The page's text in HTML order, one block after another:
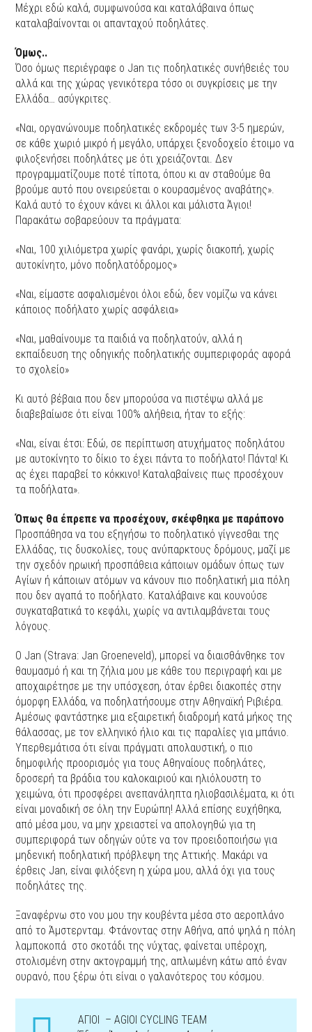
Μέχρι εδώ καλά, συμφωνούσα και καταλάβαινα όπως
καταλαβαίνονται οι απανταχού ποδηλάτες.
Όμως..
Όσο όμως περιέγραφε ο Jan τις ποδηλατικές συνήθειές του
αλλά και της χώρας γενικότερα τόσο οι συγκρίσεις με την
Ελλάδα… ασύγκριτες.
«Ναι, οργανώνουμε ποδηλατικές εκδρομές των 3-5 ημερών,
σε κάθε χωριό μικρό ή μεγάλο, υπάρχει ξενοδοχείο έτοιμο να
φιλοξενήσει ποδηλάτες με ότι χρειάζονται. Δεν
προγραμματίζουμε ποτέ τίποτα, όπου κι αν σταθούμε θα
βρούμε αυτό που ονειρεύεται ο κουρασμένος αναβάτης».
Καλά αυτό το έχουν κάνει κι άλλοι και μάλιστα Άγιοι!
Παρακάτω σοβαρεύουν τα πράγματα:
«Ναι, 100 χιλιόμετρα χωρίς φανάρι, χωρίς διακοπή, χωρίς
αυτοκίνητο, μόνο ποδηλατόδρομος»
«Ναι, είμαστε ασφαλισμένοι όλοι εδώ, δεν νομίζω να κάνει
κάποιος ποδήλατο χωρίς ασφάλεια»
«Ναι, μαθαίνουμε τα παιδιά να ποδηλατούν, αλλά η
εκπαίδευση της οδηγικής ποδηλατικής συμπεριφοράς αφορά
το σχολείο»
Κι αυτό βέβαια που δεν μπορούσα να πιστέψω αλλά με
διαβεβαίωσε ότι είναι 100% αλήθεια, ήταν το εξής:
«Ναι, είναι έτσι: Εδώ, σε περίπτωση ατυχήματος ποδηλάτου
με αυτοκίνητο το δίκιο το έχει πάντα το ποδήλατο! Πάντα! Κι
ας έχει παραβεί το κόκκινο! Καταλαβαίνεις πως προσέχουν
τα ποδήλατα».
Όπως θα έπρεπε να προσέχουν, σκέφθηκα με παράπονο
Προσπάθησα να του εξηγήσω το ποδηλατικό γίγνεσθαι της
Ελλάδας, τις δυσκολίες, τους ανύπαρκτους δρόμους, μαζί με
την σχεδόν ηρωική προσπάθεια κάποιων ομάδων όπως των
Αγίων ή κάποιων ατόμων να κάνουν πιο ποδηλατική μια πόλη
που δεν αγαπά το ποδήλατο. Καταλάβαινε και κουνούσε
συγκαταβατικά το κεφάλι, χωρίς να αντιλαμβάνεται τους
λόγους.
Ο Jan (Strava: Jan Groeneveld), μπορεί να διαισθάνθηκε τον
θαυμασμό ή και τη ζήλια μου με κάθε του περιγραφή και με
αποχαιρέτησε με την υπόσχεση, όταν έρθει διακοπές στην
όμορφη Ελλάδα, να ποδηλατήσουμε στην Αθηναϊκή Ριβιέρα.
Αμέσως φαντάστηκε μια εξαιρετική διαδρομή κατά μήκος της
θάλασσας, με τον ελληνικό ήλιο και τις παραλίες για μπάνιο.
Υπερθεμάτισα ότι είναι πράγματι απολαυστική, ο πιο
δημοφιλής προορισμός για τους Αθηναίους ποδηλάτες,
δροσερή τα βράδια του καλοκαιριού και ηλιόλουστη το
χειμώνα, ότι προσφέρει ανεπανάληπτα ηλιοβασιλέματα, κι ότι
είναι μοναδική σε όλη την Ευρώπη! Αλλά επίσης ευχήθηκα,
από μέσα μου, να μην χρειαστεί να απολογηθώ για τη
συμπεριφορά των οδηγών ούτε να τον προειδοποιήσω για
μηδενική ποδηλατική πρόβλεψη της Αττικής. Μακάρι να
έρθεις Jan, είναι φιλόξενη η χώρα μου, αλλά όχι για τους
ποδηλάτες της.
Ξαναφέρνω στο νου μου την κουβέντα μέσα στο αεροπλάνο
από το Άμστερνταμ. Φτάνοντας στην Αθήνα, από ψηλά η πόλη
λαμποκοπά στο σκοτάδι της νύχτας, φαίνεται υπέροχη,
στολισμένη στην ακτογραμμή της, απλωμένη κάτω από έναν
ουρανό, που ξέρω ότι είναι ο γαλανότερος του κόσμου.
ΑΓΙΟΙ – AGIOI CYCLING TEAM